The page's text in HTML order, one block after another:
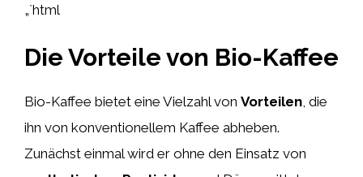
„`html
Die Vorteile von Bio-Kaffee
Bio-Kaffee bietet eine Vielzahl von Vorteilen, die
ihn von konventionellem Kaffee abheben.
Zunächst einmal wird er ohne den Einsatz von